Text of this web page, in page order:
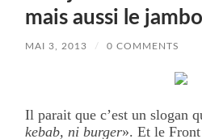
mais aussi le
MAI 3, 2013 / 0 COMMENTS
Il parait que c’est un slogan
kebab, ni burger». Et le